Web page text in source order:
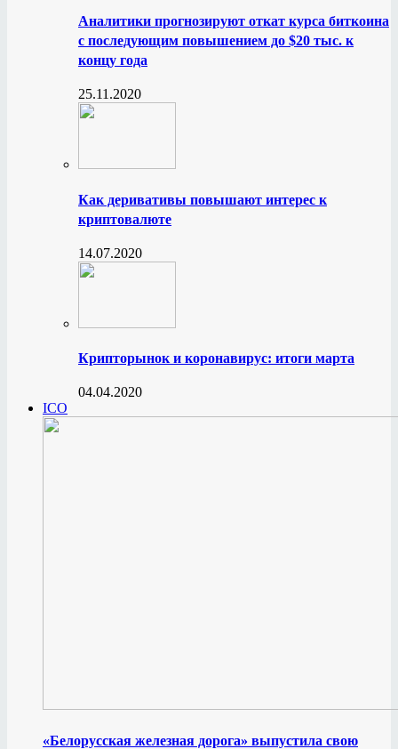
Аналитики прогнозируют откат курса биткоина
с последующим повышением до $20 тыс. к
концу года
25.11.2020
Как деривативы повышают интерес к
криптовалюте
14.07.2020
Крипторынок и коронавирус: итоги марта
04.04.2020
ICO
«Белорусская железная дорога» выпустила свою